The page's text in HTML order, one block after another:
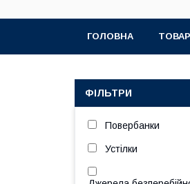
ГОЛОВНА
ФІЛЬТРИ
Повербанки
Устілки